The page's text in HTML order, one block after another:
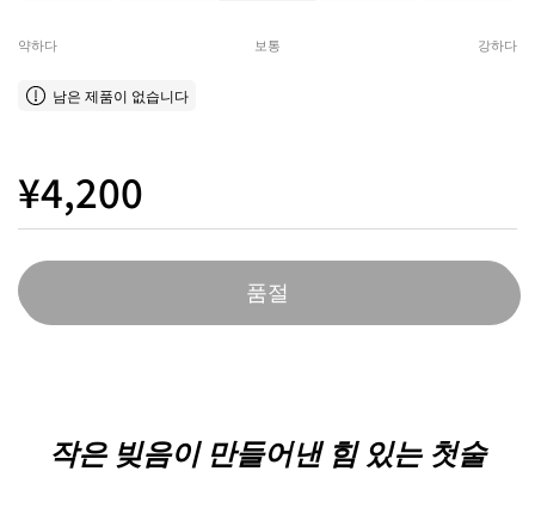
약하다 보통 강하다
남은 제품이 없습니다
¥4,200
품절
작은 빚음이 만들어낸 힘 있는 첫술